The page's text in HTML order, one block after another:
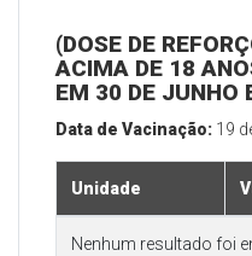
(DOSE DE
ACIMA DE 18
EM 30 DE JUNHO
Data de Vacinação: 19
Unidade
Nenhum resultado foi